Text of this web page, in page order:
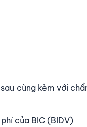
cùng kèm với
của BIC (BIDV)